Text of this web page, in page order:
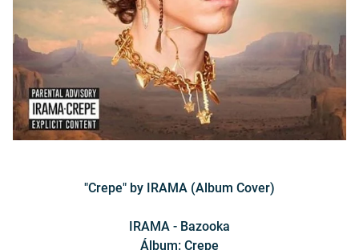
"Crepe" by IRAMA (Album Cover)
IRAMA - Bazooka
Álbum: Crepe